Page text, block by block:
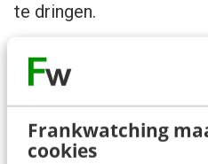
Frankwatching
cookies
te dringen.
Natuurlijk kwam Davis
een content brand met
dat doet feitelijk
mijvorig jaar
het